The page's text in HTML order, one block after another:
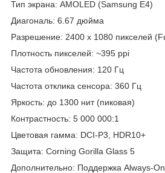
Тип экрана: AMOLED (Samsung E4)
Диагональ: 6.67 дюйма
Разрешение: 2400 x 1080 пикселей
Плотность пикселей: ~395 ppi
Частота обновления: 120 Гц
Частота отклика сенсора: 360 Гц
Яркость: до 1300 нит (пиковая)
Контрастность: 5 000 000:1
Цветовая гамма: DCI-P3, HDR10+
Защита: Corning Gorilla Glass 5
Дополнительно: Поддержка Always-